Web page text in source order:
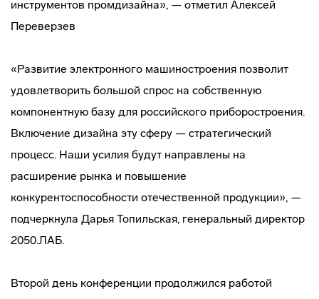
инструментов промдизайна», — отметил Алексей
Переверзев
«Развитие электронного машиностроения позволит
удовлетворить большой спрос на собственную
компонентную базу для российского приборостроения.
Включение дизайна эту сферу — стратегический
процесс. Наши усилия будут направлены на
расширение рынка и повышение
конкурентоспособности отечественной продукции», —
подчеркнула Дарья Топильская, генеральный директор
2050.ЛАБ.
Второй день конференции продолжился работой